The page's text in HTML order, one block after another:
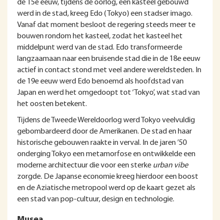
de 15e eeuw, tijdens de oorlog, een kasteel gebouwd
werd in de stad, kreeg Edo (Tokyo) een stadser imago.
Vanaf dat moment besloot de regering steeds meer te
bouwen rondom het kasteel, zodat het kasteel het
middelpunt werd van de stad. Edo transformeerde
langzaamaan naar een bruisende stad die in de 18e eeuw
actief in contact stond met veel andere wereldsteden. In
de 19e eeuw werd Edo benoemd als hoofdstad van
Japan en werd het omgedoopt tot ‘Tokyo’, wat stad van
het oosten betekent.
Tijdens de Tweede Wereldoorlog werd Tokyo veelvuldig
gebombardeerd door de Amerikanen. De stad en haar
historische gebouwen raakte in verval. In de jaren ’50
onderging Tokyo een metamorfose en ontwikkelde een
moderne architectuur die voor een sterke urban vibe
zorgde. De Japanse economie kreeg hierdoor een boost
en de Aziatische metropool werd op de kaart gezet als
een stad van pop-cultuur, design en technologie.